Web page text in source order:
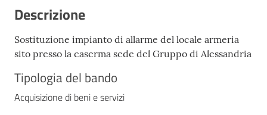
Descrizione
Sostituzione impianto di allarme del locale armeria
sito presso la caserma sede del Gruppo di Alessandria
Tipologia del bando
Acquisizione di beni e servizi